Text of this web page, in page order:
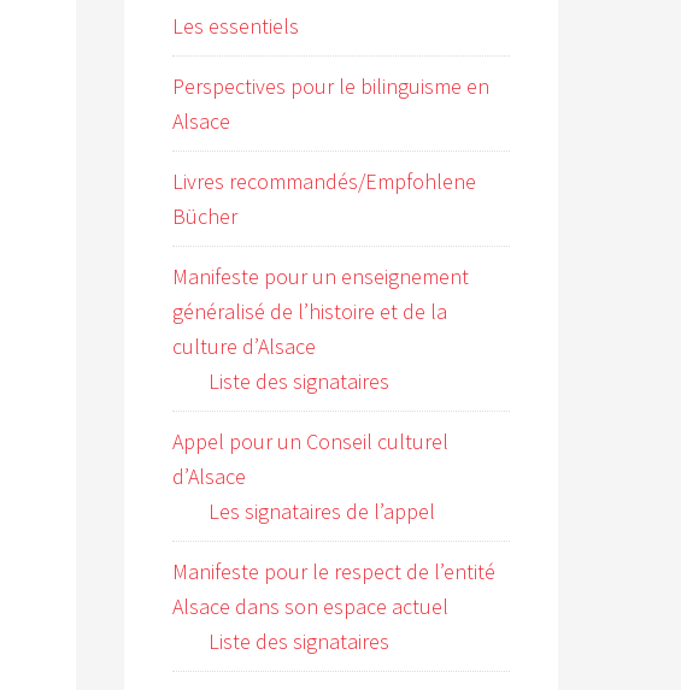
Les essentiels
Perspectives pour le bilinguisme en
Alsace
Livres recommandés/Empfohlene
Bücher
Manifeste pour un enseignement
généralisé de l’histoire et de la
culture d’Alsace
Liste des signataires
Appel pour un Conseil culturel
d’Alsace
Les signataires de l’appel
Manifeste pour le respect de l’entité
Alsace dans son espace actuel
Liste des signataires